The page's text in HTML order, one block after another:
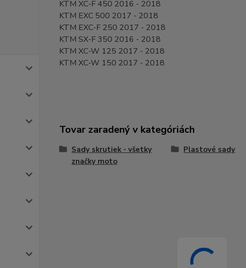
KTM XC-F 450 2016 - 2018
KTM EXC 500 2017 - 2018
KTM EXC-F 250 2017 - 2018
KTM SX-F 350 2016 - 2018
KTM XC-W 125 2017 - 2018
KTM XC-W 150 2017 - 2018
Tovar zaradený v kategóriách
Sady skrutiek - všetky
značky moto
Plastové sady